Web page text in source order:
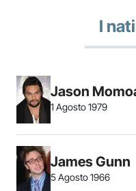
I
Jason
1 Agosto 1979
James Gunn
5 Agosto 1966